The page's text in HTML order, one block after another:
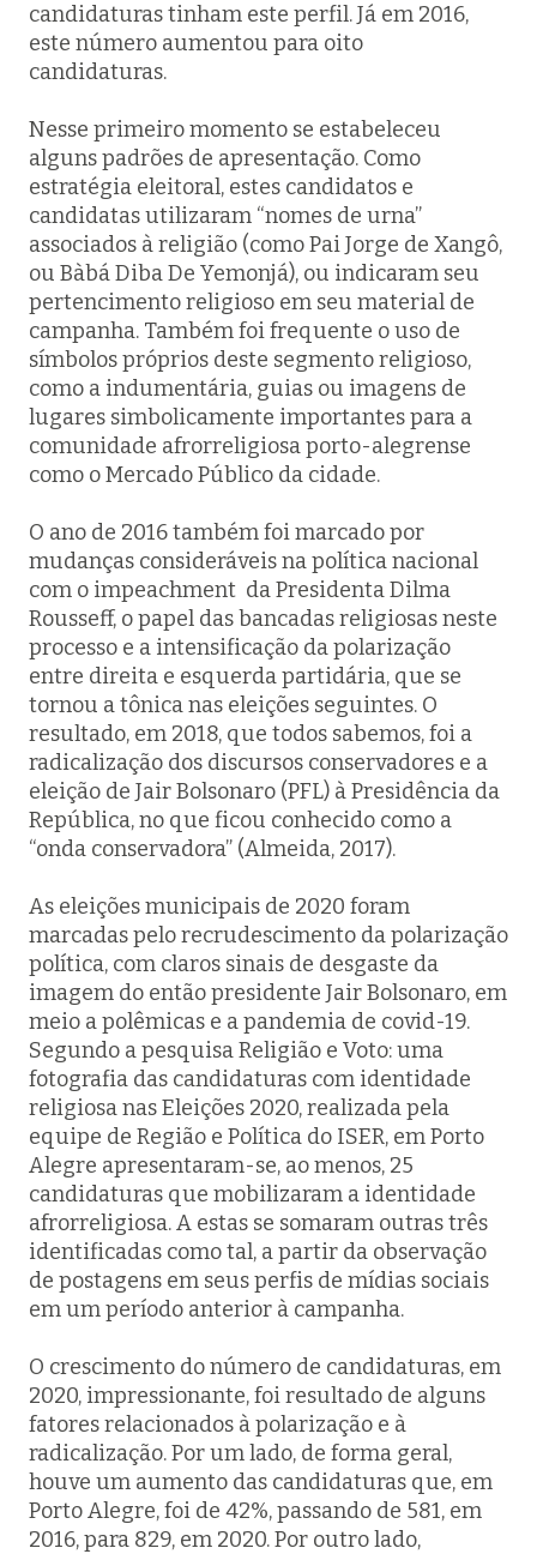
candidaturas tinham este perfil. Já em 2016,
este número aumentou para oito
candidaturas.
Nesse primeiro momento se estabeleceu
alguns padrões de apresentação. Como
estratégia eleitoral, estes candidatos e
candidatas utilizaram “nomes de urna”
associados à religião (como Pai Jorge de Xangô,
ou Bàbá Diba De Yemonjá), ou indicaram seu
pertencimento religioso em seu material de
campanha. Também foi frequente o uso de
símbolos próprios deste segmento religioso,
como a indumentária, guias ou imagens de
lugares simbolicamente importantes para a
comunidade afrorreligiosa porto-alegrense
como o Mercado Público da cidade.
O ano de 2016 também foi marcado por
mudanças consideráveis na política nacional
com o impeachment da Presidenta Dilma
Rousseff, o papel das bancadas religiosas neste
processo e a intensificação da polarização
entre direita e esquerda partidária, que se
tornou a tônica nas eleições seguintes. O
resultado, em 2018, que todos sabemos, foi a
radicalização dos discursos conservadores e a
eleição de Jair Bolsonaro (PFL) à Presidência da
República, no que ficou conhecido como a
“onda conservadora” (Almeida, 2017).
As eleições municipais de 2020 foram
marcadas pelo recrudescimento da polarização
política, com claros sinais de desgaste da
imagem do então presidente Jair Bolsonaro, em
meio a polêmicas e a pandemia de covid-19.
Segundo a pesquisaReligião e Voto: uma
fotografia das candidaturas com identidade
religiosa nas Eleições 2020,realizada pela
equipe de Região e Política do ISER, em Porto
Alegre apresentaram-se, ao menos, 25
candidaturas que mobilizaram a identidade
afrorreligiosa. A estas se somaram outras três
identificadas como tal, a partir da observação
de postagens em seus perfis de mídias sociais
em um período anterior à campanha.
O crescimento do número de candidaturas, em
2020, impressionante, foi resultado de alguns
fatores relacionados à polarização e à
radicalização. Por um lado, de forma geral,
houve um aumento das candidaturas que, em
Porto Alegre, foi de 42%, passando de 581, em
2016, para 829, em 2020. Por outro lado,